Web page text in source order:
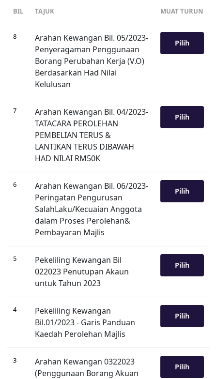
BIL TAJUK MUAT TURUN
8
Arahan Kewangan Bil. 05/2023-
Penyeragaman Penggunaan
Borang Perubahan Kerja (V.O)
Berdasarkan Had Nilai
Kelulusan
Pilih
7
Arahan Kewangan Bil. 04/2023-
TATACARA PEROLEHAN
PEMBELIAN TERUS &
LANTIKAN TERUS DIBAWAH
HAD NILAI RM50K
Pilih
6
Arahan Kewangan Bil. 06/2023-
Peringatan Pengurusan
SalahLaku/Kecuaian Anggota
dalam Proses Perolehan&
Pembayaran Majlis
Pilih
5
Pekeliling Kewangan Bil
022023 Penutupan Akaun
untuk Tahun 2023
Pilih
4
Pekeliling Kewangan
Bil.01/2023 - Garis Panduan
Kaedah Perolehan Majlis
Pilih
3
Arahan Kewangan 0322023
(Penggunaan Borang Akuan
Pilih